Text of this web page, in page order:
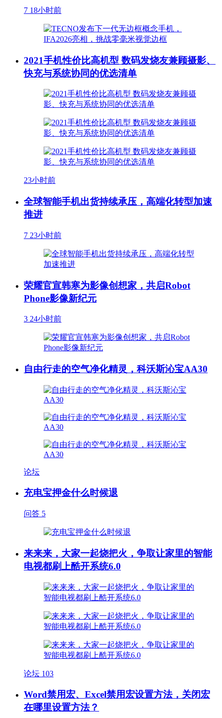
7 18小时前
2021手机性价比高机型 数码发烧友兼顾摄影、
快充与系统协同的优选清单
23小时前
全球智能手机出货持续承压，高端化转型加速
推进
7 23小时前
荣耀官宣韩寒为影像创想家，共启Robot
Phone影像新纪元
3 24小时前
自由行走的空气净化精灵，科沃斯沁宝AA30
论坛
充电宝押金什么时候退
问答 5
来来来，大家一起烧把火，争取让家里的智能
电视都刷上酷开系统6.0
论坛 103
Word禁用宏、Excel禁用宏设置方法，关闭宏
在哪里设置方法？